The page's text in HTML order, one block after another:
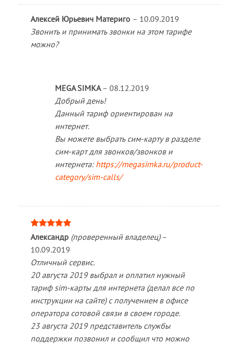
Алексей Юрьевич Материго – 10.09.2019
Звонить и принимать звонки на этом тарифе
можно?
MEGA SIMKA – 08.12.2019
Добрый день!
Данный тариф ориентирован на
интернет.
Вы можете выбрать сим-карту в разделе
сим-карт для звонков/звонков и
интернета: https://megasimka.ru/product-
category/sim-calls/
Оценка5
Александр (проверенный владелец) –
10.09.2019
Отличный сервис.
20 августа 2019 выбрал и оплатил нужный
тариф sim-карты для интернета (делал все по
инструкции на сайте) с получением в офисе
оператора сотовой связи в своем городе.
23 августа 2019 представитель службы
поддержки позвонил и сообщил что можно